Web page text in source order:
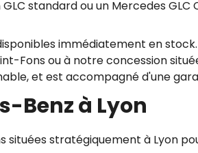
standard ou un Mercedes
immédiatement en
Fons ou à notre concession
et est accompagné d'une
Benz à Lyon
situées stratégiquement à Lyon